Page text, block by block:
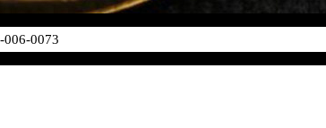
0073
（需提前预约）
室法穆兰售后服务中心（需提前预约）